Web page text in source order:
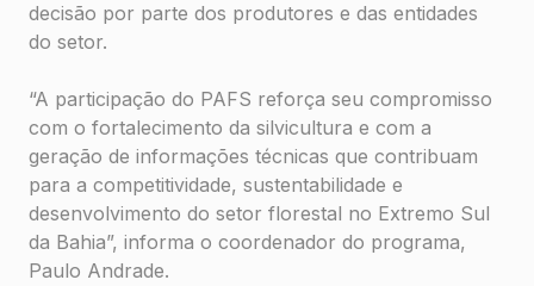
decisão por parte dos produtores e das entidades
do setor.
“A participação do PAFS reforça seu compromisso
com o fortalecimento da silvicultura e com a
geração de informações técnicas que contribuam
para a competitividade, sustentabilidade e
desenvolvimento do setor florestal no Extremo Sul
da Bahia”, informa o coordenador do programa,
Paulo Andrade.